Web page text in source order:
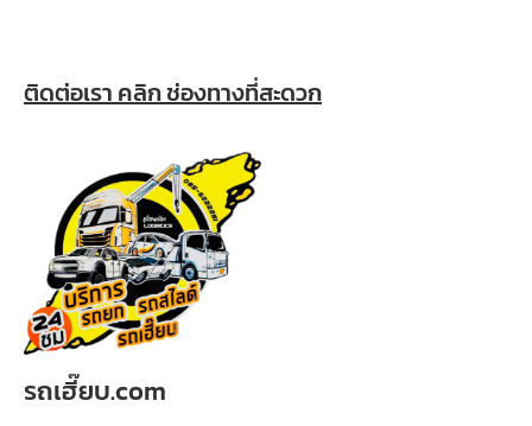
ติดต่อเรา คลิก ช่องทางที่สะดวก
รถเฮี๊ยบ.com